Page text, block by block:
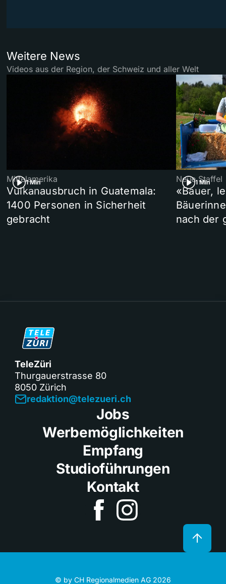
Weitere News
Videos aus der Region, der Schweiz und aller Welt
1 Min
Mittelamerika
Vulkanausbruch in Guatemala:
1400 Personen in Sicherheit
gebracht
1 Min
Neue Staffel
«Bauer,
nach der
TeleZüri
Thurgauerstrasse 80
8050 Zürich
redaktion@telezueri.ch
Jobs
Werbemöglichkeiten
Empfang
Studioführungen
Kontakt
© by CH Regionalmedien AG 2026